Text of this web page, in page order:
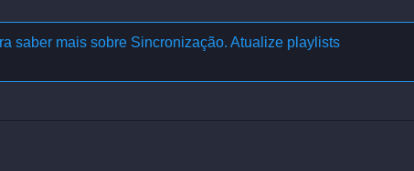
saber mais sobre Sincronização. Atualize playlists